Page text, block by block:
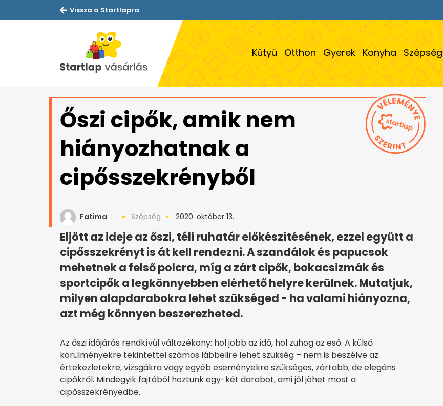
Vissza a Startlapra
Kütyü Otthon Gyerek Konyha Szépség
Őszi cipők, amik nem
hiányozhatnak a
cipősszekrényből
Fatima Szépség 2020. október 13.
Eljött az ideje az őszi, téli ruhatár előkészítésének, ezzel együtt a
cipősszekrényt is át kell rendezni. A szandálok és papucsok
mehetnek a felső polcra, míg a zárt cipők, bokacsizmák és
sportcipők a legkönnyebben elérhető helyre kerülnek. Mutatjuk,
milyen alapdarabokra lehet szükséged - ha valami hiányozna,
azt még könnyen beszerezheted.
Az őszi időjárás rendkívül változékony: hol jobb az idő, hol zuhog az eső. A külső
körülményekre tekintettel számos lábbelire lehet szükség – nem is beszélve az
értekezletekre, vizsgákra vagy egyéb eseményekre szükséges, zártabb, de elegáns
cipőkről. Mindegyik fajtából hoztunk egy-két darabot, ami jól jöhet most a
cipősszekrényedbe.